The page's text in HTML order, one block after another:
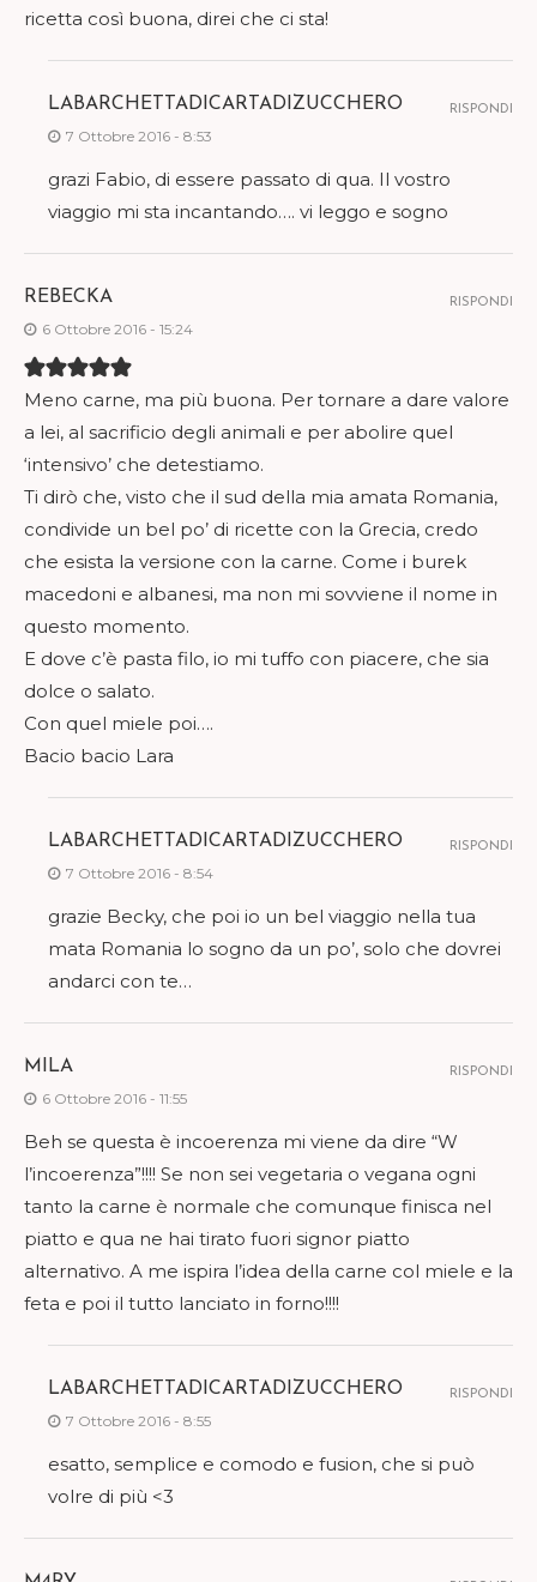
ricetta così buona, direi che ci sta!
LABARCHETTADICARTADIZUCCHERO
7 Ottobre 2016 - 8:53
grazi Fabio, di essere passato di qua. Il vostro
viaggio mi sta incantando…. vi leggo e sogno
RISPONDI
REBECKA
6 Ottobre 2016 - 15:24
Meno carne, ma più buona. Per tornare a dare valore
a lei, al sacrificio degli animali e per abolire quel
‘intensivo’ che detestiamo.
Ti dirò che, visto che il sud della mia amata Romania,
condivide un bel po’ di ricette con la Grecia, credo
che esista la versione con la carne. Come i burek
macedoni e albanesi, ma non mi sovviene il nome in
questo momento.
E dove c’è pasta filo, io mi tuffo con piacere, che sia
dolce o salato.
Con quel miele poi….
Bacio bacio Lara
RISPONDI
LABARCHETTADICARTADIZUCCHERO
7 Ottobre 2016 - 8:54
grazie Becky, che poi io un bel viaggio nella tua
mata Romania lo sogno da un po’, solo che dovrei
andarci con te…
RISPONDI
MILA
6 Ottobre 2016 - 11:55
Beh se questa è incoerenza mi viene da dire “W
l’incoerenza”!!!! Se non sei vegetaria o vegana ogni
tanto la carne è normale che comunque finisca nel
piatto e qua ne hai tirato fuori signor piatto
alternativo. A me ispira l’idea della carne col miele e la
feta e poi il tutto lanciato in forno!!!!
RISPONDI
LABARCHETTADICARTADIZUCCHERO
7 Ottobre 2016 - 8:55
esatto, semplice e comodo e fusion, che si può
volre di più <3
RISPONDI